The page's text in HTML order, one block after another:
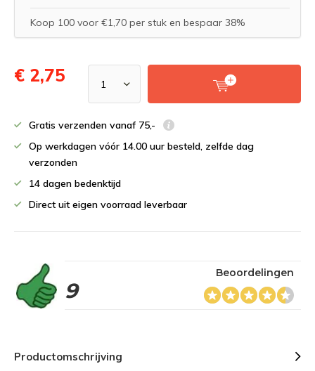
Koop 100 voor €1,70 per stuk en bespaar 38%
€ 2,75
Gratis verzenden vanaf 75,-
Op werkdagen vóór 14.00 uur besteld, zelfde dag
verzonden
14 dagen bedenktijd
Direct uit eigen voorraad leverbaar
9
Beoordelingen
Productomschrijving